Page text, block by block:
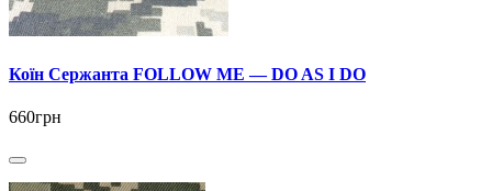
Коїн Сержанта FOLLOW ME — DO AS I DO
660грн